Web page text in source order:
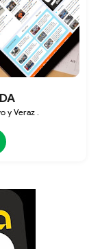
y Veraz .